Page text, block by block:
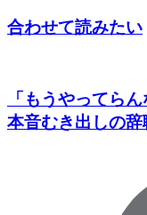
合わせて読みたい
「もうやってら
本音むき出しの